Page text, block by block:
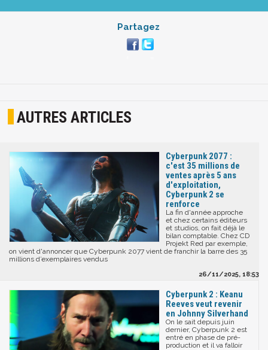
Partagez
AUTRES ARTICLES
Cyberpunk 2077 :
c'est 35 millions de
ventes après 5 ans
d'exploitation,
Cyberpunk 2 se
renforce
La fin d'année approche
et chez certains éditeurs
et studios, on fait déjà le
bilan comptable. Chez CD
Projekt Red par exemple,
on vient d'annoncer que Cyberpunk 2077 vient de franchir la barre des 35
millions d’exemplaires vendus
26/11/2025, 18:53
Cyberpunk 2 : Keanu
Reeves veut revenir
en Johnny Silverhand
On le sait depuis juin
dernier, Cyberpunk 2 est
entré en phase de pré-
production et il va falloir